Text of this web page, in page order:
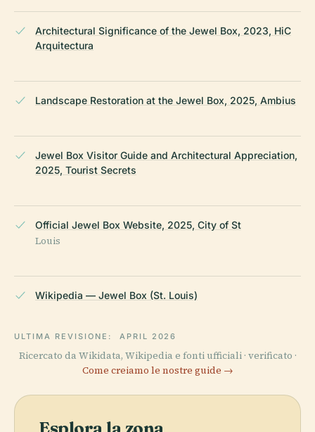
Architectural Significance of the Jewel Box, 2023, HiC
Arquitectura
Landscape Restoration at the Jewel Box, 2025, Ambius
Jewel Box Visitor Guide and Architectural Appreciation,
2025, Tourist Secrets
Official Jewel Box Website, 2025, City of St
Louis
Wikipedia — Jewel Box (St. Louis)
ULTIMA REVISIONE: APRIL 2026
Ricercato da Wikidata, Wikipedia e fonti ufficiali · verificato ·
Come creiamo le nostre guide →
Esplora la zona